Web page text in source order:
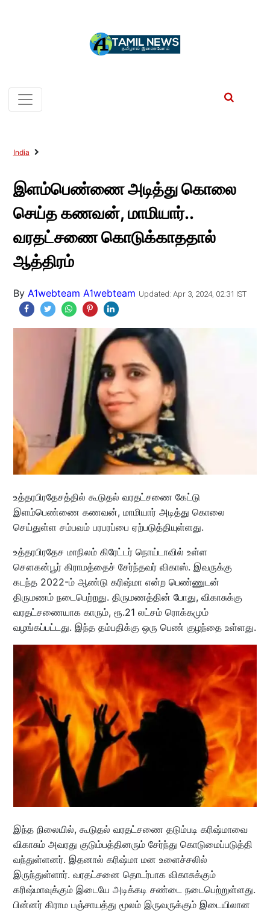
India
இளம்பெண்ணை அடித்து கொலை
செய்த கணவன், மாமியார்..
வரதட்சணை கொடுக்காததால்
ஆத்திரம்
By A1webteam A1webteam Updated: Apr 3, 2024, 02:31 IST
உத்தரபிரதேசத்தில் கூடுதல் வரதட்சணை கேட்டு
இளம்பெண்ணை கணவன், மாமியார் அடித்து கொலை
செய்துள்ள சம்பவம் பரபரப்பை ஏற்படுத்தியுள்ளது.
உத்தரபிரதேச மாநிலம் கிரேட்டர் நொய்டாவில் உள்ள
சௌகன்பூர் கிராமத்தைச் சேர்ந்தவர் விகாஸ். இவருக்கு
கடந்த 2022-ம் ஆண்டு கரிஷ்மா என்ற பெண்ணுடன்
திருமணம் நடைபெற்றது. திருமணத்தின் போது, விகாசுக்கு
வரதட்சணையாக காரும், ரூ.21 லட்சம் ரொக்கமும்
வழங்கப்பட்டது. இந்த தம்பதிக்கு ஒரு பெண் குழந்தை உள்ளது.
இந்த நிலையில், கூடுதல் வரதட்சணை தடும்படி கரிஷ்மாவை
விகாசும் அவரது குடும்பத்தினரும் சேர்ந்து கொடுமைப்படுத்தி
வந்துள்ளனர். இதனால் கரிஷ்மா மன உளைச்சலில்
இருந்துள்ளார். வரதட்சனை தொடர்பாக விகாசுக்கும்
கரிஷ்மாவுக்கும் இடையே அடிக்கடி சண்டை நடைபெற்றுள்ளது.
பின்னர் கிராம பஞ்சாயத்து மூலம் இருவருக்கும் இடையிலான